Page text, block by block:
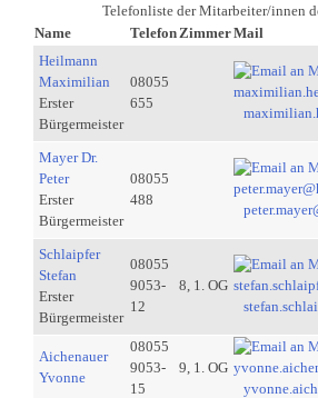
Telefonliste der Mitarbeiter/innen
Name
Telefon ZimmerMail
Heilmann
Maximilian
Erster
Bürgermeister
08055
655
Mayer Dr.
Peter
Erster
Bürgermeister
08055
488
Schlaipfer
Stefan
Erster
Bürgermeister
08055
9053-
12
8, 1. OG
Aichenauer
Yvonne
08055
9053-
15
9, 1. OG